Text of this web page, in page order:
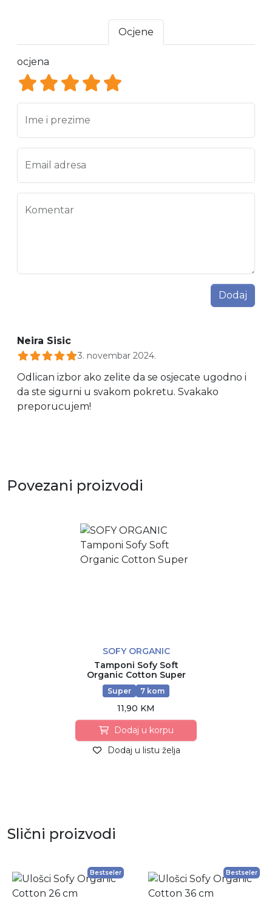
Ocjene
ocjena
ocjena 5
ocjena 4
ocjena 3
ocjena 2
ocjena 1
Ime i prezime
Email adresa
Komentar
Dodaj
Neira Sisic
3. novembar 2024.
Odlican izbor ako zelite da se osjecate ugodno i
da ste sigurni u svakom pokretu. Svakako
preporucujem!
Povezani proizvodi
SOFY ORGANIC
Tamponi Sofy Soft
Organic Cotton Super
Super 7 kom
11,90 KM
Dodaj u korpu
Dodaj u listu želja
Slični proizvodi
Bestseler Bestseler